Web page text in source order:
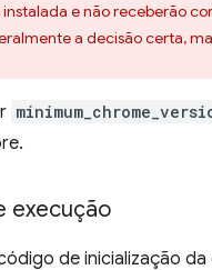
e não receberão
a decisão certa,
execução
de inicialização